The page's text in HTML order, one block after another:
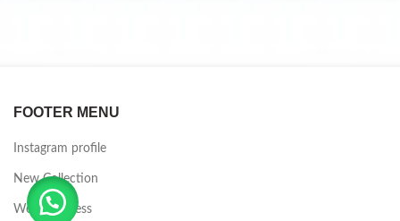
FOOTER MENU
Instagram profile
New Collection
Woman Dress